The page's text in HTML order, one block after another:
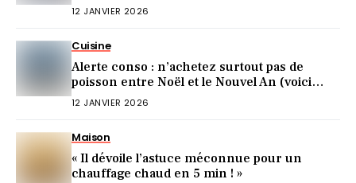
12 JANVIER 2026
Cuisine
Alerte conso : n’achetez surtout pas de
poisson entre Noël et le Nouvel An (voici
pourquoi)
12 JANVIER 2026
Maison
« Il dévoile l’astuce méconnue pour un
chauffage chaud en 5 min ! »